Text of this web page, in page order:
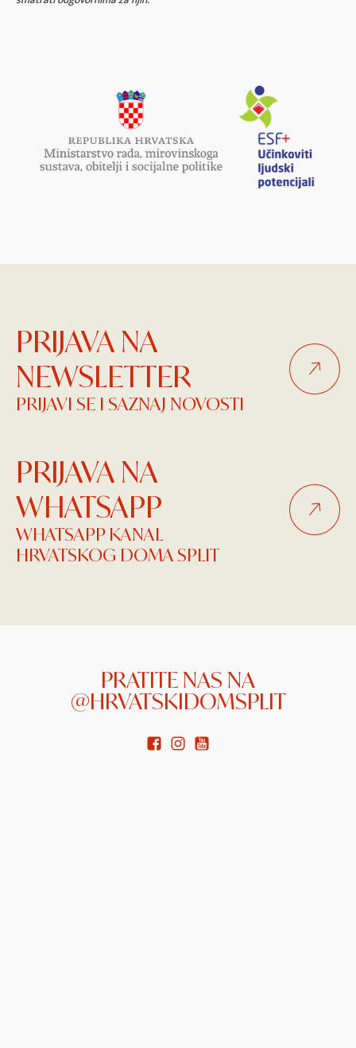
PRIJAVA NA
NEWSLETTER
PRIJAVI SE I SAZNAJ NOVOSTI
PRIJAVA NA
WHATSAPP
WHATSAPP KANAL
HRVATSKOG DOMA SPLIT
PRATITE NAS NA
@HRVATSKIDOMSPLIT